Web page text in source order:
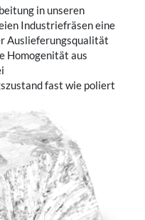
in unseren
Industriefräsen eine
Auslieferungsqualität
Homogenität aus
fast wie poliert